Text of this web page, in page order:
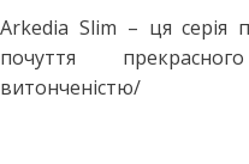
Arkedia Slim – ця серія
почуття
витонченістю/